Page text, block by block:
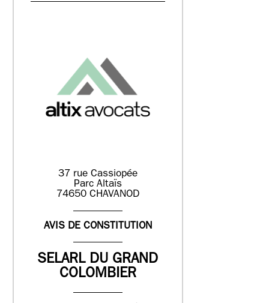
37 rue Cassiopée
Parc Altaïs
74650 CHAVANOD
AVIS DE CONSTITUTION
SELARL DU GRAND
COLOMBIER